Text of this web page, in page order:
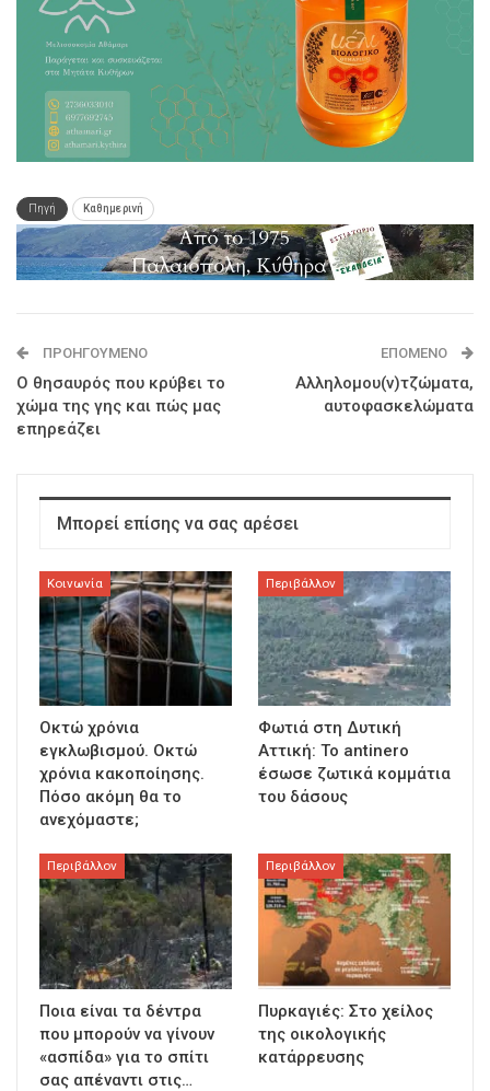
Πηγή Καθημερινή
ΠΡΟΗΓΟΎΜΕΝΟ
Ο θησαυρός που κρύβει το
χώμα της γης και πώς μας
επηρεάζει
ΕΠΌΜΕΝΟ
Αλληλομου(ν)τζώματα,
αυτοφασκελώματα
Μπορεί επίσης να σας αρέσει
Κοινωνία
Οκτώ χρόνια
εγκλωβισμού. Οκτώ
χρόνια κακοποίησης.
Πόσο ακόμη θα το
ανεχόμαστε;
Περιβάλλον
Φωτιά στη Δυτική
Αττική: Το antinero
έσωσε ζωτικά κομμάτια
του δάσους
Περιβάλλον
Ποια είναι τα δέντρα
που μπορούν να γίνουν
«ασπίδα» για το σπίτι
σας απέναντι στις…
Περιβάλλον
Πυρκαγιές: Στο χείλος
της οικολογικής
κατάρρευσης